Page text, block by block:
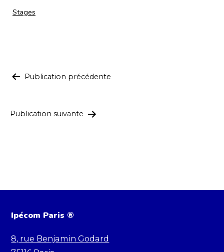
Catégorisé
Stages
Navigation
l’article
Publication précédente
Publication suivante
Ipécom Paris ®
8, rue Benjamin Godard